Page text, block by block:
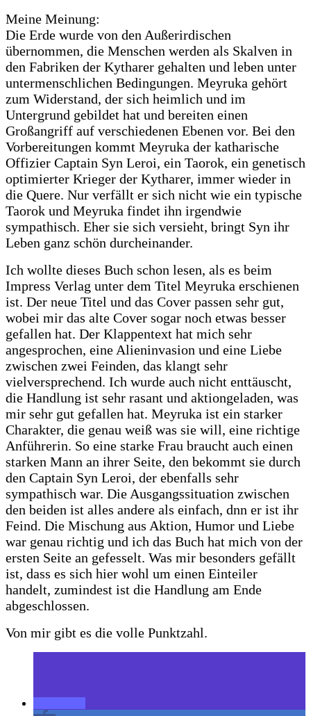
Meine Meinung:
Die Erde wurde von den Außerirdischen
übernommen, die Menschen werden als Skalven in
den Fabriken der Kytharer gehalten und leben unter
untermenschlichen Bedingungen. Meyruka gehört
zum Widerstand, der sich heimlich und im
Untergrund gebildet hat und bereiten einen
Großangriff auf verschiedenen Ebenen vor. Bei den
Vorbereitungen kommt Meyruka der katharische
Offizier Captain Syn Leroi, ein Taorok, ein genetisch
optimierter Krieger der Kytharer, immer wieder in
die Quere. Nur verfällt er sich nicht wie ein typische
Taorok und Meyruka findet ihn irgendwie
sympathisch. Eher sie sich versieht, bringt Syn ihr
Leben ganz schön durcheinander.
Ich wollte dieses Buch schon lesen, als es beim
Impress Verlag unter dem Titel Meyruka erschienen
ist. Der neue Titel und das Cover passen sehr gut,
wobei mir das alte Cover sogar noch etwas besser
gefallen hat. Der Klappentext hat mich sehr
angesprochen, eine Alieninvasion und eine Liebe
zwischen zwei Feinden, das klangt sehr
vielversprechend. Ich wurde auch nicht enttäuscht,
die Handlung ist sehr rasant und aktiongeladen, was
mir sehr gut gefallen hat. Meyruka ist ein starker
Charakter, die genau weiß was sie will, eine richtige
Anführerin. So eine starke Frau braucht auch einen
starken Mann an ihrer Seite, den bekommt sie durch
den Captain Syn Leroi, der ebenfalls sehr
sympathisch war. Die Ausgangssituation zwischen
den beiden ist alles andere als einfach, dnn er ist ihr
Feind. Die Mischung aus Aktion, Humor und Liebe
war genau richtig und ich das Buch hat mich von der
ersten Seite an gefesselt. Was mir besonders gefällt
ist, dass es sich hier wohl um einen Einteiler
handelt, zumindest ist die Handlung am Ende
abgeschlossen.
Von mir gibt es die volle Punktzahl.